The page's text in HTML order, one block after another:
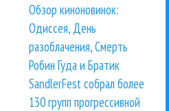
Обзор киноновинок:
Одиссея, День
разоблачения, Смерть
Робин Гуда и Братик
SandlerFest собрал более
130 групп прогрессивной